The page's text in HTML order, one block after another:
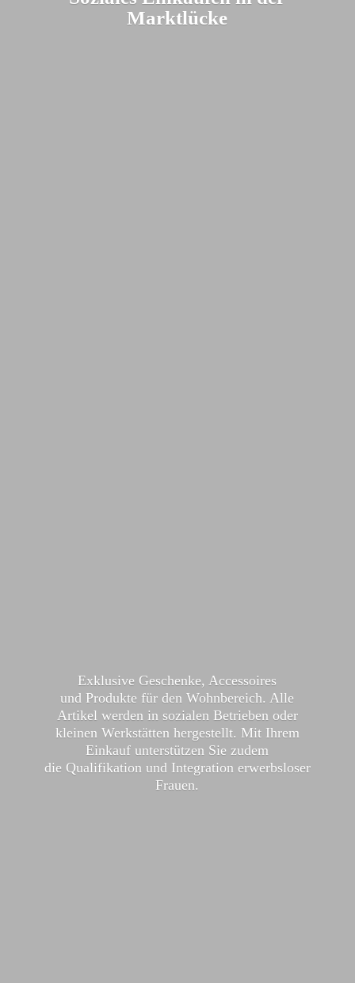
Marktlücke
Exklusive Geschenke, Accessoires
und Produkte für den Wohnbereich. Alle
Artikel werden in sozialen Betrieben oder
kleinen Werkstätten hergestellt. Mit Ihrem
Einkauf unterstützen Sie zudem
die Qualifikation und Integration erwerbsloser
Frauen.